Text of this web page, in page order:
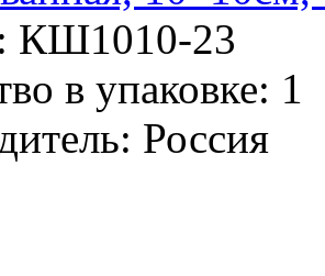
КШ1010-23
в упаковке: 1
Россия